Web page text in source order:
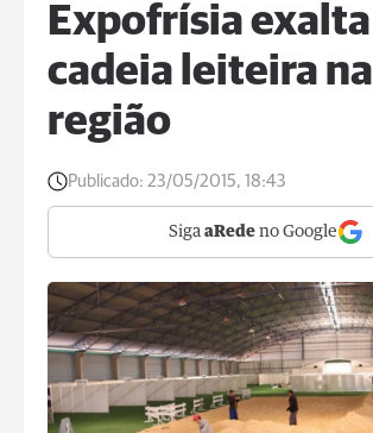
Expofrísia exalta
cadeia leiteira na
região
Publicado: 23/05/2015, 18:43
Siga aRede no Google